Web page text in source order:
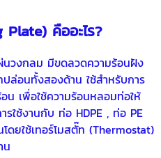
คืออะไร?
วงกลม มีขดลวดความร้อนฝัง
ล่อนทั้งสองด้าน ใช้สำหรับการ
น เพื่อใช้ความร้อนหลอมท่อให้
รใช้งานกับ ท่อ HDPE , ท่อ PE
ดยใช้เทอร์โมสตั๊ท (Thermostat)
น